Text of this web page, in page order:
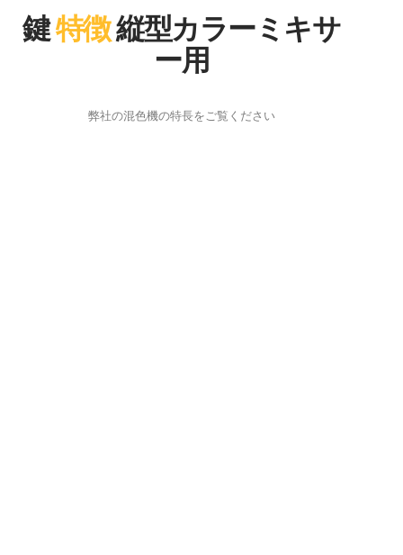
鍵特徴縦型カラーミキサ
ー用
弊社の混色機の特長をご覧ください